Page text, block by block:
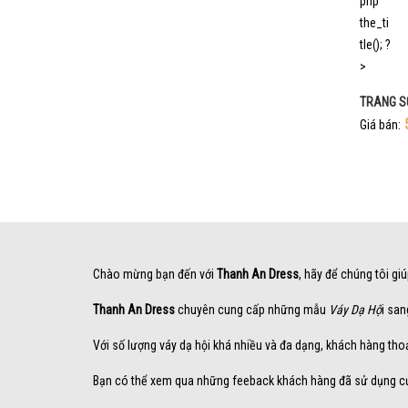
TRANG
Giá bán:
Chào mừng bạn đến với Thanh An Dress, hãy để chúng tôi
Thanh An Dresschuyên cung cấp những mẫu Váy Dạ Hội
Với số lượng váy dạ hội khá nhiều và đa dạng, khách hàng
Bạn có thể xem qua những feeback khách hàng đã sử dụng